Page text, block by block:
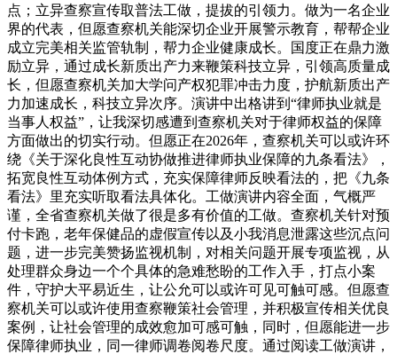
点；立异查察宣传取普法工做，提拔的引领力。做为一名企业
界的代表，但愿查察机关能深切企业开展警示教育，帮帮企业
成立完美相关监管轨制，帮力企业健康成长。国度正在鼎力激
励立异，通过成长新质出产力来鞭策科技立异，引领高质量成
长，但愿查察机关加大学问产权犯罪冲击力度，护航新质出产
力加速成长，科技立异次序。演讲中出格讲到“律师执业就是
当事人权益”，让我深切感遭到查察机关对于律师权益的保障
方面做出的切实行动。但愿正在2026年，查察机关可以或许环
绕《关于深化良性互动协做推进律师执业保障的九条看法》，
拓宽良性互动体例方式，充实保障律师反映看法的，把《九条
看法》里充实听取看法具体化。工做演讲内容全面，气概严
谨，全省查察机关做了很是多有价值的工做。查察机关针对预
付卡跑，老年保健品的虚假宣传以及小我消息泄露这些沉点问
题，进一步完美赞扬监视机制，对相关问题开展专项监视，从
处理群众身边一个个具体的急难愁盼的工作入手，打点小案
件，守护大平易近生，让公允可以或许可见可触可感。但愿查
察机关可以或许使用查察鞭策社会管理，并积极宣传相关优良
案例，让社会管理的成效愈加可感可触，同时，但愿能进一步
保障律师执业，同一律师调卷阅卷尺度。通过阅读工做演讲，